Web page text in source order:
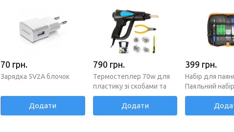
70 грн.
Зарядка 5V2A блочок
Додати
790 грн.
Термостеплер 70w для
пластику зі скобами та
кусачками
Додати
399 грн.
Набір для
Паяльний